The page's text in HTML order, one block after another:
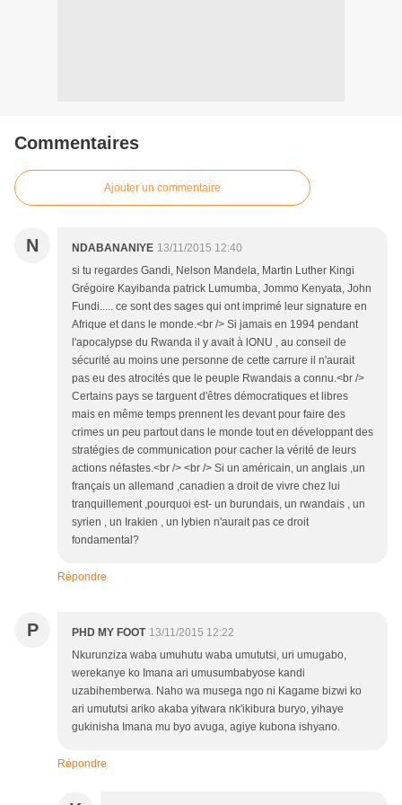
Commentaires
Ajouter un commentaire
N NDABANANIYE 13/11/2015 12:40
si tu regardes Gandi, Nelson Mandela, Martin Luther Kingi
Grégoire Kayibanda patrick Lumumba, Jommo Kenyata, John
Fundi..... ce sont des sages qui ont imprimé leur signature en
Afrique et dans le monde.<br /> Si jamais en 1994 pendant
l'apocalypse du Rwanda il y avait à lONU , au conseil de
sécurité au moins une personne de cette carrure il n'aurait
pas eu des atrocités que le peuple Rwandais a connu.<br />
Certains pays se targuent d'êtres démocratiques et libres
mais en même temps prennent les devant pour faire des
crimes un peu partout dans le monde tout en développant des
stratégies de communication pour cacher la vérité de leurs
actions néfastes.<br /> <br /> Si un américain, un anglais ,un
français un allemand ,canadien a droit de vivre chez lui
tranquillement ,pourquoi est- un burundais, un rwandais , un
syrien , un Irakien , un lybien n'aurait pas ce droit
fondamental?
Répondre
P PHD MY FOOT 13/11/2015 12:22
Nkurunziza waba umuhutu waba umututsi, uri umugabo,
werekanye ko Imana ari umusumbabyose kandi
uzabihemberwa. Naho wa musega ngo ni Kagame bizwi ko
ari umututsi ariko akaba yitwara nk'ikibura buryo, yihaye
gukinisha Imana mu byo avuga, agiye kubona ishyano.
Répondre